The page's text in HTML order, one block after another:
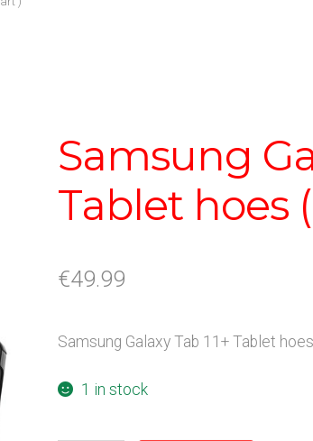
Samsung
Tablet hoes
€49.99
Samsung Galaxy Tab 11+ Tablet
1 in stock